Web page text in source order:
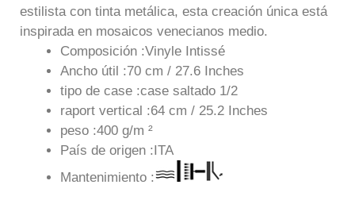
estilista con tinta metálica, esta creación única está
inspirada en mosaicos venecianos medio.
Composición :Vinyle Intissé
Ancho útil :70 cm / 27.6 Inches
tipo de case :case saltado 1/2
raport vertical :64 cm / 25.2 Inches
peso :400 g/m ²
País de origen :ITA
Mantenimiento :